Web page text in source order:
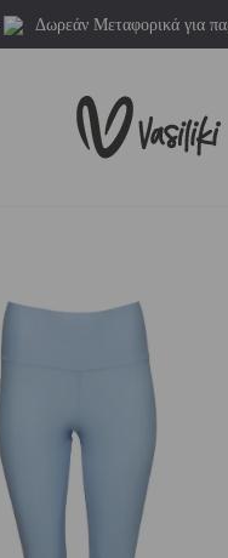
Δωρεάν Μεταφορικά για
|